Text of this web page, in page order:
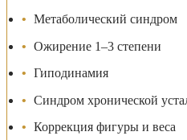
Метаболический синдром
Ожирение 1–3 степени
Гиподинамия
Синдром хронической
Коррекция фигуры и веса